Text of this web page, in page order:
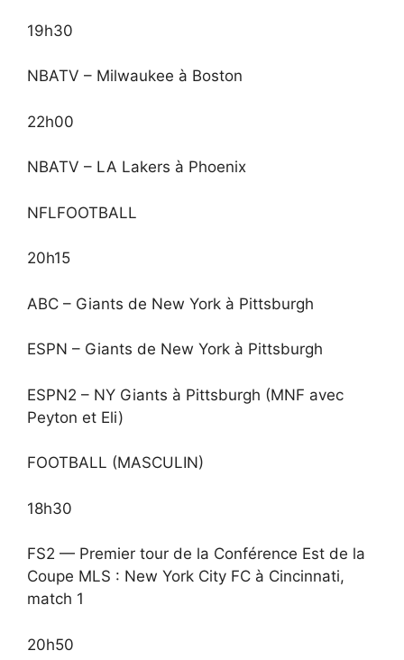
19h30
NBATV – Milwaukee à Boston
22h00
NBATV – LA Lakers à Phoenix
NFLFOOTBALL
20h15
ABC – Giants de New York à Pittsburgh
ESPN – Giants de New York à Pittsburgh
ESPN2 – NY Giants à Pittsburgh (MNF avec
Peyton et Eli)
FOOTBALL (MASCULIN)
18h30
FS2 — Premier tour de la Conférence Est de la
Coupe MLS : New York City FC à Cincinnati,
match 1
20h50